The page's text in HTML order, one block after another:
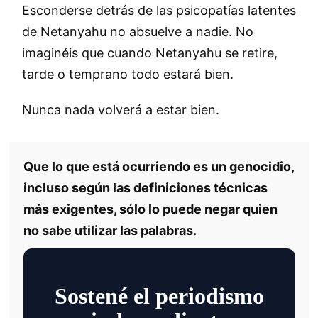
Esconderse detrás de las psicopatías latentes
de Netanyahu no absuelve a nadie. No
imaginéis que cuando Netanyahu se retire,
tarde o temprano todo estará bien.
Nunca nada volverá a estar bien.
Que lo que está ocurriendo es un genocidio,
incluso según las definiciones técnicas
más exigentes, sólo lo puede negar quien
no sabe utilizar las palabras.
Sostené el periodismo